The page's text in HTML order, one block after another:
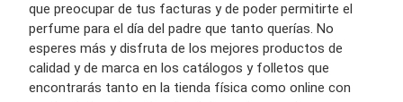
que preocupar de tus facturas y de poder permitirte el
perfume para el día del padre que tanto querías. No
esperes más y disfruta de los mejores productos de
calidad y de marca en los catálogos y folletos que
encontrarás tanto en la tienda física como online con